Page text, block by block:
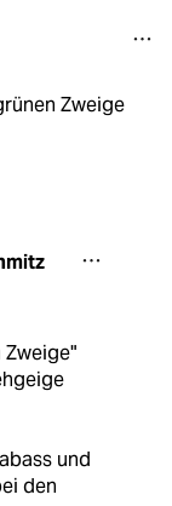
Zweige
und
den